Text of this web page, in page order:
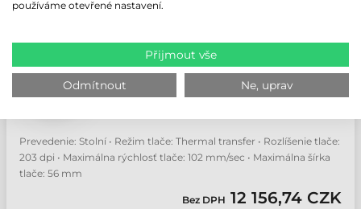
ZEBRA TLP2824 PLUS TISKÁRNA ETIKET
Číslo produktu:282P-101122-040
Výrobce:
Prevedenie: Stolní • Režim tlače: Thermal transfer • Rozlíšenie tlače:
203 dpi • Maximálna rýchlosť tlače: 102 mm/sec • Maximálna šírka
tlače: 56 mm
Bez DPH 12 156,74 CZK
používáme otevřené nastavení.
Přijmout vše
Odmítnout Ne, uprav